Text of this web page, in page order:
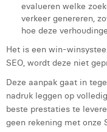
evalueren welke
verkeer genereren,
hoe deze
Het is een win-
SEO, wordt deze niet
Deze aanpak gaat in
nadruk leggen op
beste prestaties te
geen rekening met onze